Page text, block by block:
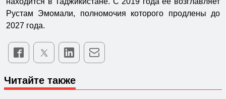
Рустам Эмомали, полномочия которого продлены до
2027 года.
Читайте также